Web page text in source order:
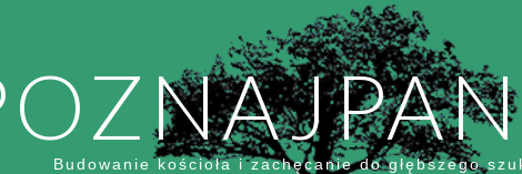
Budowanie kościoła i zachęcanie do głębszego